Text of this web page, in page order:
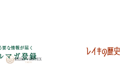
な情報が届く
マガ登録 レイキの歴史